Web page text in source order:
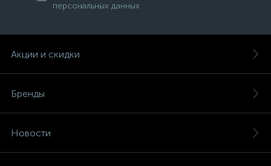
персональных данных
Акции и скидки
Бренды
Новости